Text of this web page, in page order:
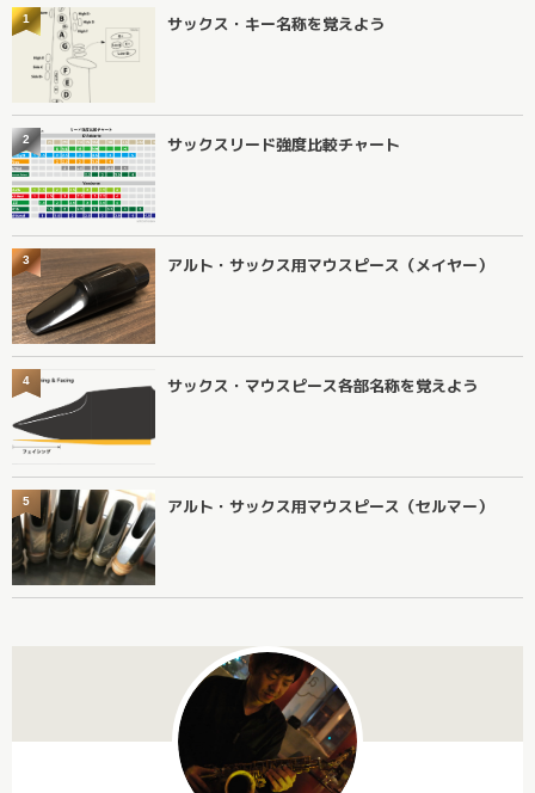
サックス・キー名称を覚えよう
1
サックスリード強度比較チャート
2
アルト・サックス用マウスピース（メイヤー）
3
サックス・マウスピース各部名称を覚えよう
4
アルト・サックス用マウスピース（セルマー）
5